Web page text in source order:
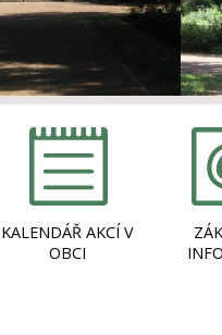
KALENDÁŘ AKCÍ V
OBCI